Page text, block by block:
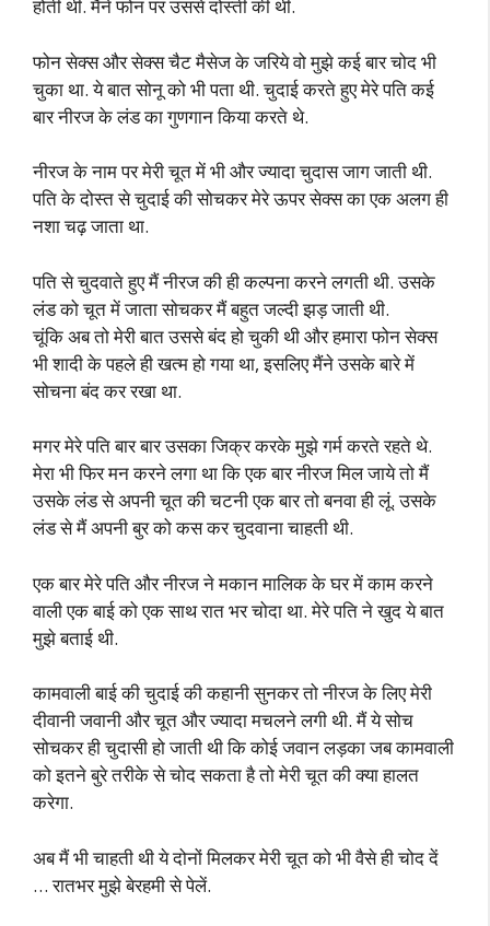
होती थी. मैंने फोन पर उससे दोस्ती की थी.
फोन सेक्स और सेक्स चैट मैसेज के जरिये वो मुझे कई बार चोद भी
चुका था. ये बात सोनू को भी पता थी. चुदाई करते हुए मेरे पति कई
बार नीरज के लंड का गुणगान किया करते थे.
नीरज के नाम पर मेरी चूत में भी और ज्यादा चुदास जाग जाती थी.
पति के दोस्त से चुदाई की सोचकर मेरे ऊपर सेक्स का एक अलग ही
नशा चढ़ जाता था.
पति से चुदवाते हुए मैं नीरज की ही कल्पना करने लगती थी. उसके
लंड को चूत में जाता सोचकर मैं बहुत जल्दी झड़ जाती थी.
चूंकि अब तो मेरी बात उससे बंद हो चुकी थी और हमारा फोन सेक्स
भी शादी के पहले ही खत्म हो गया था, इसलिए मैंने उसके बारे में
सोचना बंद कर रखा था.
मगर मेरे पति बार बार उसका जिक्र करके मुझे गर्म करते रहते थे.
मेरा भी फिर मन करने लगा था कि एक बार नीरज मिल जाये तो मैं
उसके लंड से अपनी चूत की चटनी एक बार तो बनवा ही लूं. उसके
लंड से मैं अपनी बुर को कस कर चुदवाना चाहती थी.
एक बार मेरे पति और नीरज ने मकान मालिक के घर में काम करने
वाली एक बाई को एक साथ रात भर चोदा था. मेरे पति ने खुद ये बात
मुझे बताई थी.
कामवाली बाई की चुदाई की कहानी सुनकर तो नीरज के लिए मेरी
दीवानी जवानी और चूत और ज्यादा मचलने लगी थी. मैं ये सोच
सोचकर ही चुदासी हो जाती थी कि कोई जवान लड़का जब कामवाली
को इतने बुरे तरीके से चोद सकता है तो मेरी चूत की क्या हालत
करेगा.
अब मैं भी चाहती थी ये दोनों मिलकर मेरी चूत को भी वैसे ही चोद दें
… रातभर मुझे बेरहमी से पेलें.